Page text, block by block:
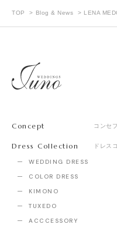
TOP Blog & News LENA
Concept コンセ
Dress Collection ドレス
WEDDING DRESS
COLOR DRESS
KIMONO
TUXEDO
ACCCESSORY